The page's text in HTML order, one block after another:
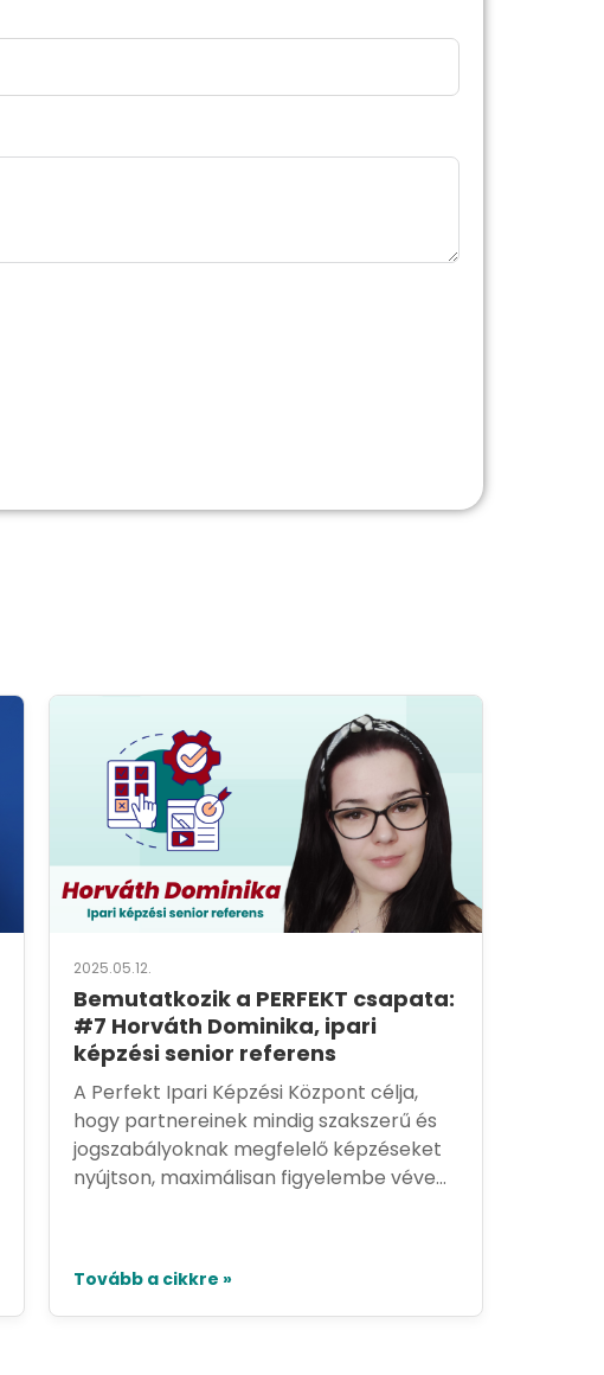
2025.05.12.
Bemutatkozik a PERFEKT csapata:
#7 Horváth Dominika, ipari
képzési senior referens
A Perfekt Ipari Képzési Központ célja,
hogy partnereinek mindig szakszerű és
jogszabályoknak megfelelő képzéseket
nyújtson, maximálisan figyelembe véve...
Tovább a cikkre »